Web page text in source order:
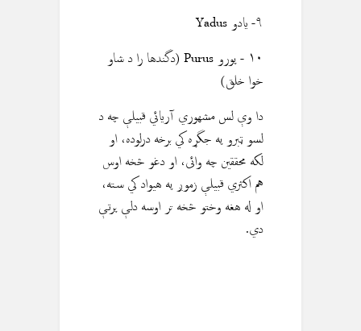
۹- یادو Yadus
۱۰ - پورو Purus (دگندها را د شاو
خوا خلق)
دا وې لس مشهوري آريائي قبيلې چه د
لسو ټبرو په جگړه کي برخه درلوده، او
لکه محققین چه وائى، او دغو څخه اوس
هم اکثري قبيلې زموږ په هيواد کي سته،
او له هغه وختو څخه تر اوسه دلې پرتې
دي.